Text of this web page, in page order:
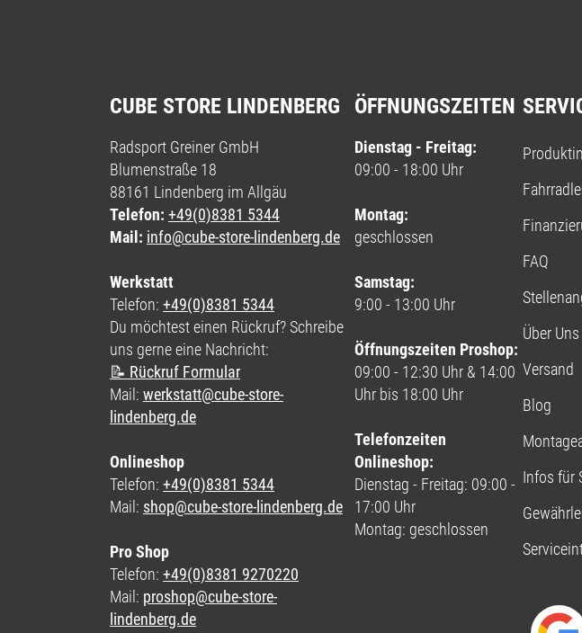
CUBE STORE LINDENBERG
Radsport Greiner GmbH
Blumenstraße 18
88161 Lindenberg im Allgäu
Telefon: +49(0)8381 5344
Mail: info@cube-store-lindenberg.de
Werkstatt
Telefon: +49(0)8381 5344
Du möchtest einen Rückruf? Schreibe
uns gerne eine Nachricht:
📝 Rückruf Formular
Mail: werkstatt@cube-store-
lindenberg.de
Onlineshop
Telefon: +49(0)8381 5344
Mail: shop@cube-store-lindenberg.de
Pro Shop
Telefon: +49(0)8381 9270220
Mail: proshop@cube-store-
lindenberg.de
ÖFFNUNGSZEITEN
Dienstag - Freitag:
09:00 - 18:00 Uhr
Montag:
geschlossen
Samstag:
9:00 - 13:00 Uhr
Öffnungszeiten Proshop:
09:00 - 12:30 Uhr & 14:00
Uhr bis 18:00 Uhr
Telefonzeiten
Onlineshop:
Dienstag - Freitag: 09:00 -
17:00 Uhr
Montag: geschlossen
FAQ
Über Uns
Versand
Blog
Infos für